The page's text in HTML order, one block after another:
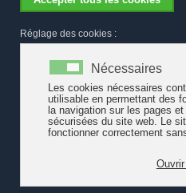
La Convention de l’ONU
garantit à chacun d’entre eux
librement à la vie culturelle et
participation n’est pas
notamment une collaboration
des moyens financiers
Éclairage sur une pratique
publiques et le milieu